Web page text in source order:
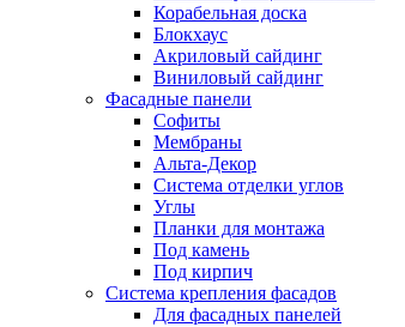
Корабельная доска
Блокхаус
Акриловый сайдинг
Виниловый сайдинг
Фасадные панели
Софиты
Мембраны
Альта-Декор
Система отделки углов
Углы
Планки для монтажа
Под камень
Под кирпич
Система крепления фасадов
Для фасадных панелей